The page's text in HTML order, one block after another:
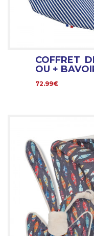
COFFRET
OU +
72.99€